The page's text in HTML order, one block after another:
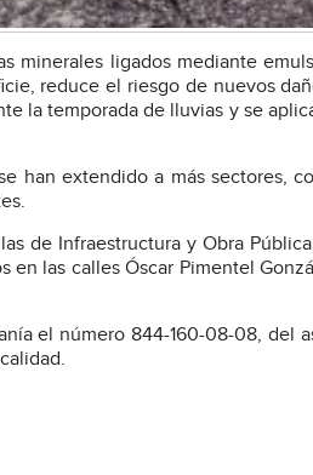
minerales ligados mediante
reduce el riesgo de nuevos
la temporada de lluvias y se
han extendido a más sectores,
de Infraestructura y Obra
las calles Óscar Pimentel
el número 844-160-08-08, del